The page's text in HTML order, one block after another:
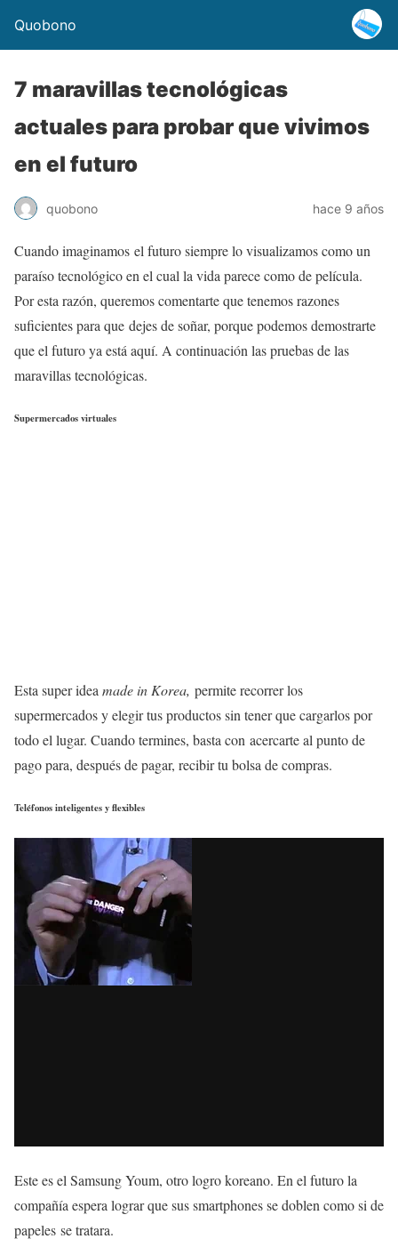
Quobono
7 maravillas tecnológicas
actuales para probar que vivimos
en el futuro
quobono hace 9 años
Cuando imaginamos el futuro siempre lo visualizamos como un
paraíso tecnológico en el cual la vida parece como de película.
Por esta razón, queremos comentarte que tenemos razones
suficientes para que dejes de soñar, porque podemos demostrarte
que el futuro ya está aquí. A continuación las pruebas de las
maravillas tecnológicas.
Supermercados virtuales
Esta super idea made in Korea, permite recorrer los
supermercados y elegir tus productos sin tener que cargarlos por
todo el lugar. Cuando termines, basta con acercarte al punto de
pago para, después de pagar, recibir tu bolsa de compras.
Teléfonos inteligentes y flexibles
Este es el Samsung Youm, otro logro koreano. En el futuro la
compañía espera lograr que sus smartphones se doblen como si de
papeles se tratara.